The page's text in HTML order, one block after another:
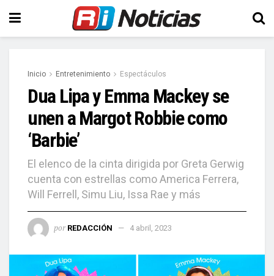
Inicio Entretenimiento Espectáculos
Dua Lipa y Emma Mackey se
unen a Margot Robbie como
‘Barbie’
El elenco de la cinta dirigida por Greta Gerwig
cuenta con estrellas como America Ferrera,
Will Ferrell, Simu Liu, Issa Rae y más
por REDACCIÓN 4 abril, 2023